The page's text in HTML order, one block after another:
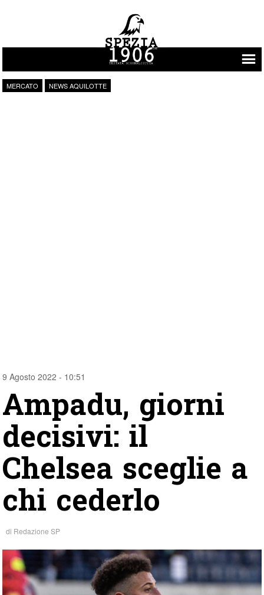
Vai al contenuto
MERCATO NEWS AQUILOTTE
9 Agosto 2022 - 10:51
Ampadu, giorni
decisivi: il
Chelsea sceglie a
chi cederlo
di Redazione SP